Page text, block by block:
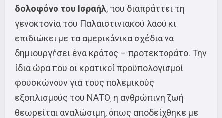
δολοφόνο του Ισραήλ, που διαπράττει τη
γενοκτονία του Παλαιστινιακού λαού κι
επιδιώκει με τα αμερικάνικα σχέδια να
δημιουργήσει ένα κράτος – προτεκτοράτο. Την
ίδια ώρα που οι κρατικοί προϋπολογισμοί
φουσκώνουν για τους πολεμικούς
εξοπλισμούς του ΝΑΤΟ, η ανθρώπινη ζωή
θεωρείται αναλώσιμη, όπως αποδείχθηκε με